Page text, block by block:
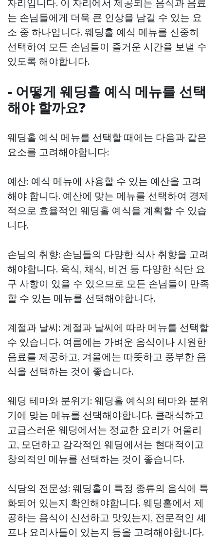
자리입니다. 이 자리에서 제공되는 음식과 음료
는 손님들에게 더욱 큰 인상을 남길 수 있는 요
소 중 하나입니다. 웨딩홀 예식 메뉴를 신중히
선택하여 모든 손님들이 즐거운 시간을 보낼 수
있도록 해야합니다.
- 어떻게 웨딩홀 예식 메뉴를 선택
해야 할까요?
웨딩홀 예식 메뉴를 선택할 때에는 다음과 같은
요소를 고려해야합니다:
예산: 예식 메뉴에 사용할 수 있는 예산을 고려
해야 합니다. 예산에 맞는 메뉴를 선택하여 경제
적으로 효율적인 웨딩홀 예식을 계획할 수 있습
니다.
손님의 취향: 손님들의 다양한 식사 취향을 고려
해야합니다. 육식, 채식, 비건 등 다양한 식단 요
구 사항이 있을 수 있으므로 모든 손님들이 만족
할 수 있는 메뉴를 선택해야합니다.
계절과 날씨: 계절과 날씨에 따라 메뉴를 선택할
수 있습니다. 여름에는 가벼운 음식이나 시원한
음료를 제공하고, 겨울에는 따뜻하고 풍부한 음
식을 선택하는 것이 좋습니다.
웨딩 테마와 분위기: 웨딩홀 예식의 테마와 분위
기에 맞는 메뉴를 선택해야합니다. 클래식하고
고급스러운 웨딩에서는 정교한 요리가 어울리
고, 모던하고 감각적인 웨딩에서는 현대적이고
창의적인 메뉴를 선택하는 것이 좋습니다.
식당의 전문성: 웨딩홀이 특정 종류의 음식에 특
화되어 있는지 확인해야합니다. 웨딩홀에서 제
공하는 음식이 신선하고 맛있는지, 전문적인 셰
프나 요리사들이 있는지 등을 고려해야합니다.